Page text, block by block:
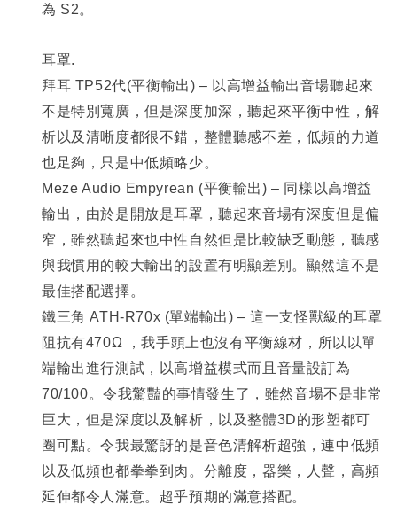
為 S2。
耳罩.
拜耳 TP52代(平衡輸出) – 以高增益輸出音場聽起來
不是特別寬廣，但是深度加深，聽起來平衡中性，解
析以及清晰度都很不錯，整體聽感不差，低頻的力道
也足夠，只是中低頻略少。
Meze Audio Empyrean (平衡輸出) – 同樣以高增益
輸出，由於是開放是耳罩，聽起來音場有深度但是偏
窄，雖然聽起來也中性自然但是比較缺乏動態，聽感
與我慣用的較大輸出的設置有明顯差別。顯然這不是
最佳搭配選擇。
鐵三角 ATH-R70x (單端輸出) – 這一支怪獸級的耳罩
阻抗有470Ω ，我手頭上也沒有平衡線材，所以以單
端輸出進行測試，以高增益模式而且音量設訂為
70/100。令我驚豔的事情發生了，雖然音場不是非常
巨大，但是深度以及解析，以及整體3D的形塑都可
圈可點。令我最驚訝的是音色清解析超強，連中低頻
以及低頻也都拳拳到肉。分離度，器樂，人聲，高頻
延伸都令人滿意。超乎預期的滿意搭配。